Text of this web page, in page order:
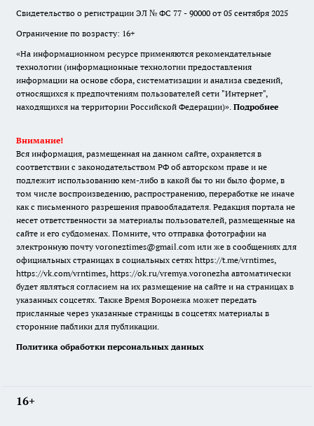
Свидетельство о регистрации ЭЛ № ФС 77 - 90000 от 05 сентября 2025
Ограничение по возрасту: 16+
«На информационном ресурсе применяются рекомендательные
технологии (информационные технологии предоставления
информации на основе сбора, систематизации и анализа сведений,
относящихся к предпочтениям пользователей сети "Интернет",
находящихся на территории Российской Федерации)». Подробнее
Внимание!
Вся информация, размещенная на данном сайте, охраняется в
соответствии с законодательством РФ об авторском праве и не
подлежит использованию кем-либо в какой бы то ни было форме, в
том числе воспроизведению, распространению, переработке не иначе
как с письменного разрешения правообладателя. Редакция портала не
несет ответственности за материалы пользователей, размещенные на
сайте и его субдоменах. Помните, что отправка фотографии на
электронную почту voroneztimes@gmail.com или же в сообщениях для
официальных страницах в социальных сетях https://t.me/vrntimes,
https://vk.com/vrntimes, https://ok.ru/vremya.voronezha автоматически
будет являться согласием на их размещение на сайте и на страницах в
указанных соцсетях. Также Время Воронежа может передать
присланные через указанные страницы в соцсетях материалы в
сторонние паблики для публикации.
Политика обработки персональных данных
16+